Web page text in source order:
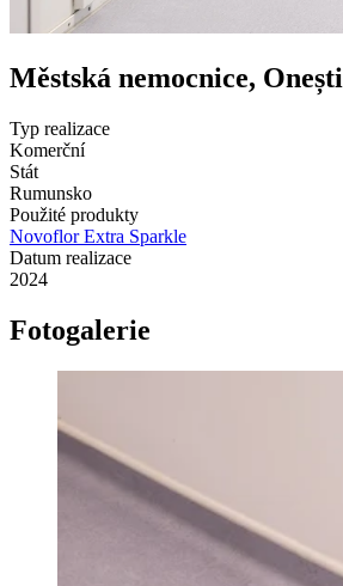
Městská nemocnice, Onești
Typ realizace
Komerční
Stát
Rumunsko
Použité produkty
Novoflor Extra Sparkle
Datum realizace
2024
Fotogalerie